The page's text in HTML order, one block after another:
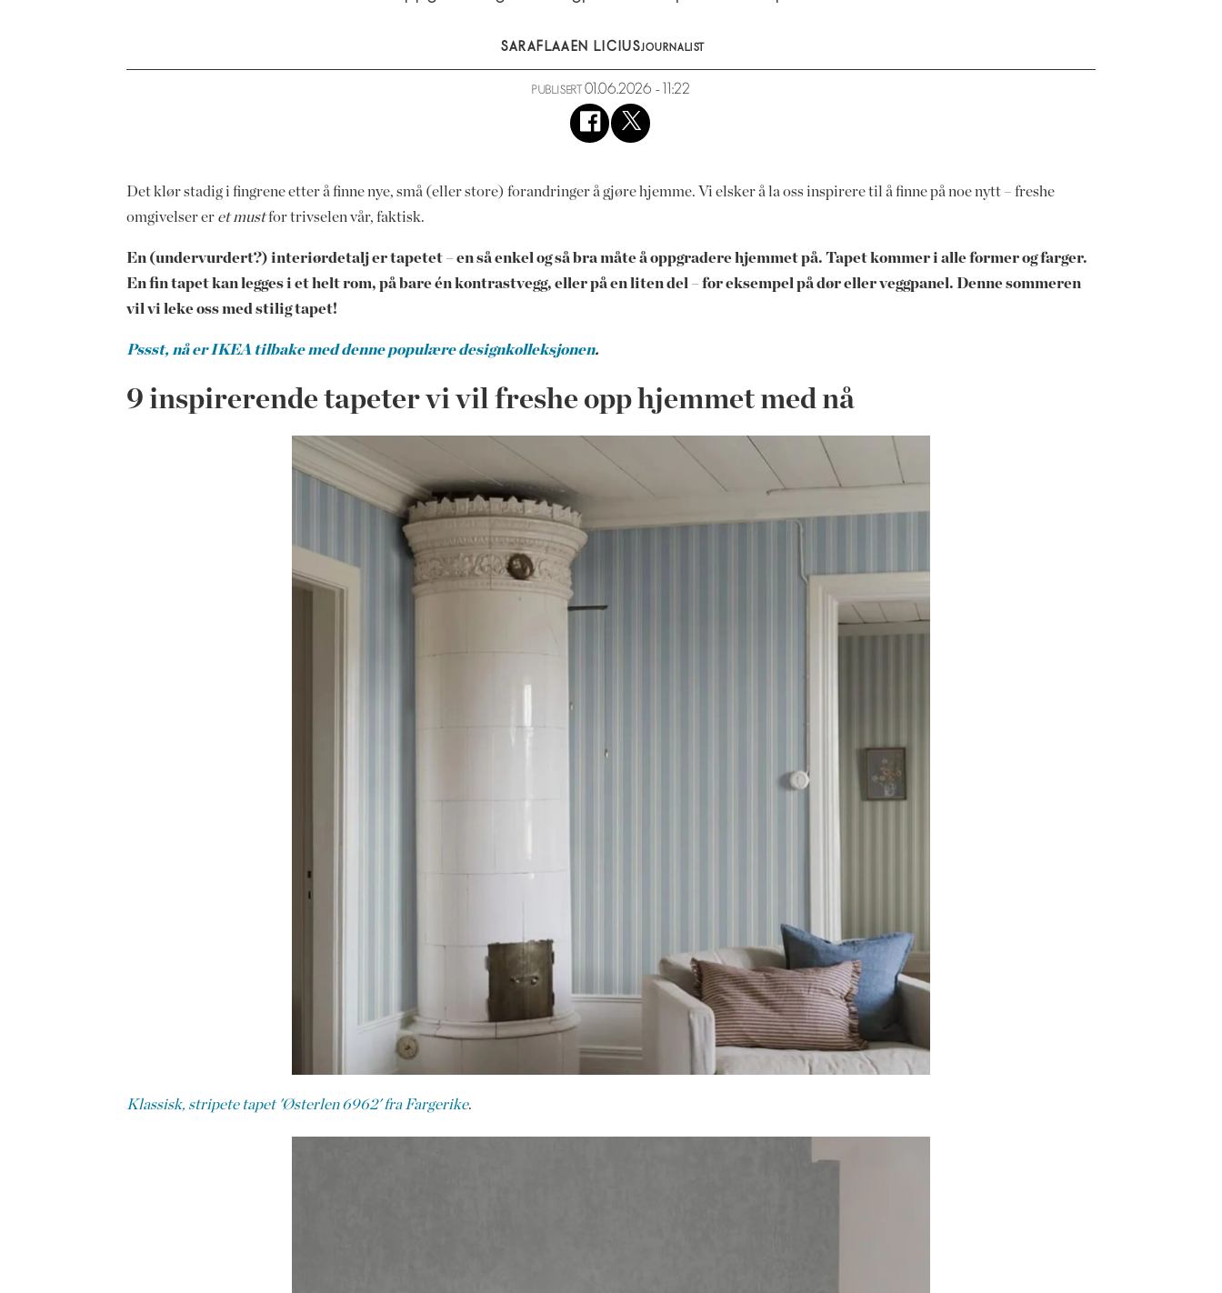
SARAFLAAEN LICIUSJOURNALIST
PUBLISERT 01.06.2026 - 11:22
Det klør stadig i fingrene etter å finne nye, små (eller store) forandringer å gjøre hjemme. Vi elsker å la oss inspirere til å finne på noe nytt – freshe
omgivelser er et mustfor trivselen vår, faktisk.
En (undervurdert?) interiørdetalj er tapetet – en så enkel og så bra måte å oppgradere hjemmet på. Tapet kommer i alle former og farger.
En fin tapet kan legges i et helt rom, på bare én kontrastvegg, eller på en liten del – for eksempel på dør eller veggpanel. Denne sommeren
vil vi leke oss med stilig tapet!
Pssst, nå er IKEA tilbake med denne populære designkolleksjonen.
9 inspirerende tapeter vi vil freshe opp hjemmet med nå
Klassisk, stripete tapet 'Østerlen 6962' fra Fargerike.